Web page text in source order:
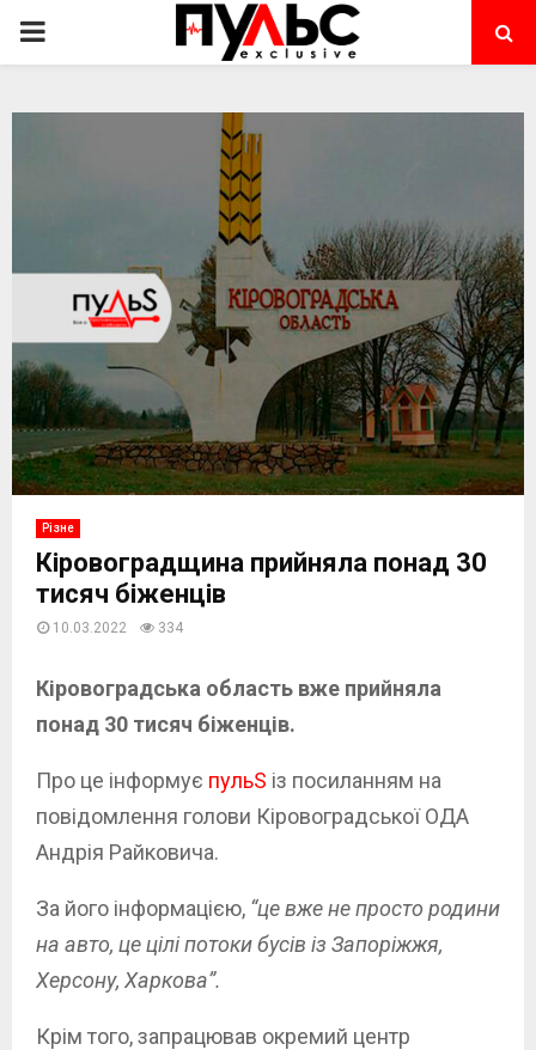
PRIMARY
Різне
Кіровоградщина прийняла понад 30
тисяч біженців
10.03.2022 334
Кіровоградська область вже прийняла
понад 30 тисяч біженців.
Про це інформує пульS із посиланням на
повідомлення голови Кіровоградської ОДА
Андрія Райковича.
За його інформацією, “це вже не просто родини
на авто, це цілі потоки бусів із Запоріжжя,
Херсону, Харкова”.
Крім того, запрацював окремий центр